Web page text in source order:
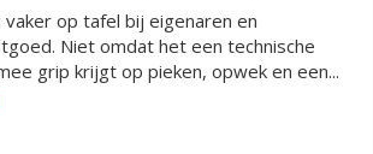
op tafel bij eigenaren en
Niet omdat het een technische
grip krijgt op pieken, opwek en een...